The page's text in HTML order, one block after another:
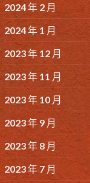
2024 年 2 月
2024 年 1 月
2023 年 12 月
2023 年 11 月
2023 年 10 月
2023 年 9 月
2023 年 8 月
2023 年 7 月